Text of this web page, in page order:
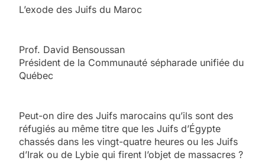
L’exode des Juifs du Maroc
Prof. David Bensoussan
Président de la Communauté sépharade unifiée du
Québec
Peut-on dire des Juifs marocains qu’ils sont des
réfugiés au même titre que les Juifs d’Égypte
chassés dans les vingt-quatre heures ou les Juifs
d’Irak ou de Lybie qui firent l’objet de massacres ?